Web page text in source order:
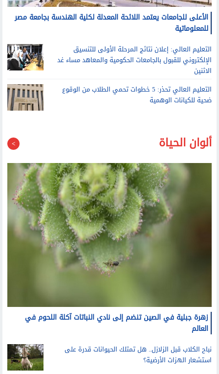
الأعلى للجامعات يعتمد اللائحة المعدلة لكلية الهندسة بجامعة مصر
للمعلوماتية
التعليم العالي: إعلان نتائج المرحلة الأولى للتنسيق
الإلكتروني للقبول بالجامعات الحكومية والمعاهد مساء غد
الاثنين
التعليم العالي تحذر: 5 خطوات تحمي الطلاب من الوقوع
ضحية للكيانات الوهمية
ألوان الحياة
زهرة جبلية في الصين تنضم إلى نادي النباتات آكلة اللحوم في
العالم
نباح الكلاب قبل الزلازل.. هل تمتلك الحيوانات قدرة على
استشعار الهزات الأرضية؟